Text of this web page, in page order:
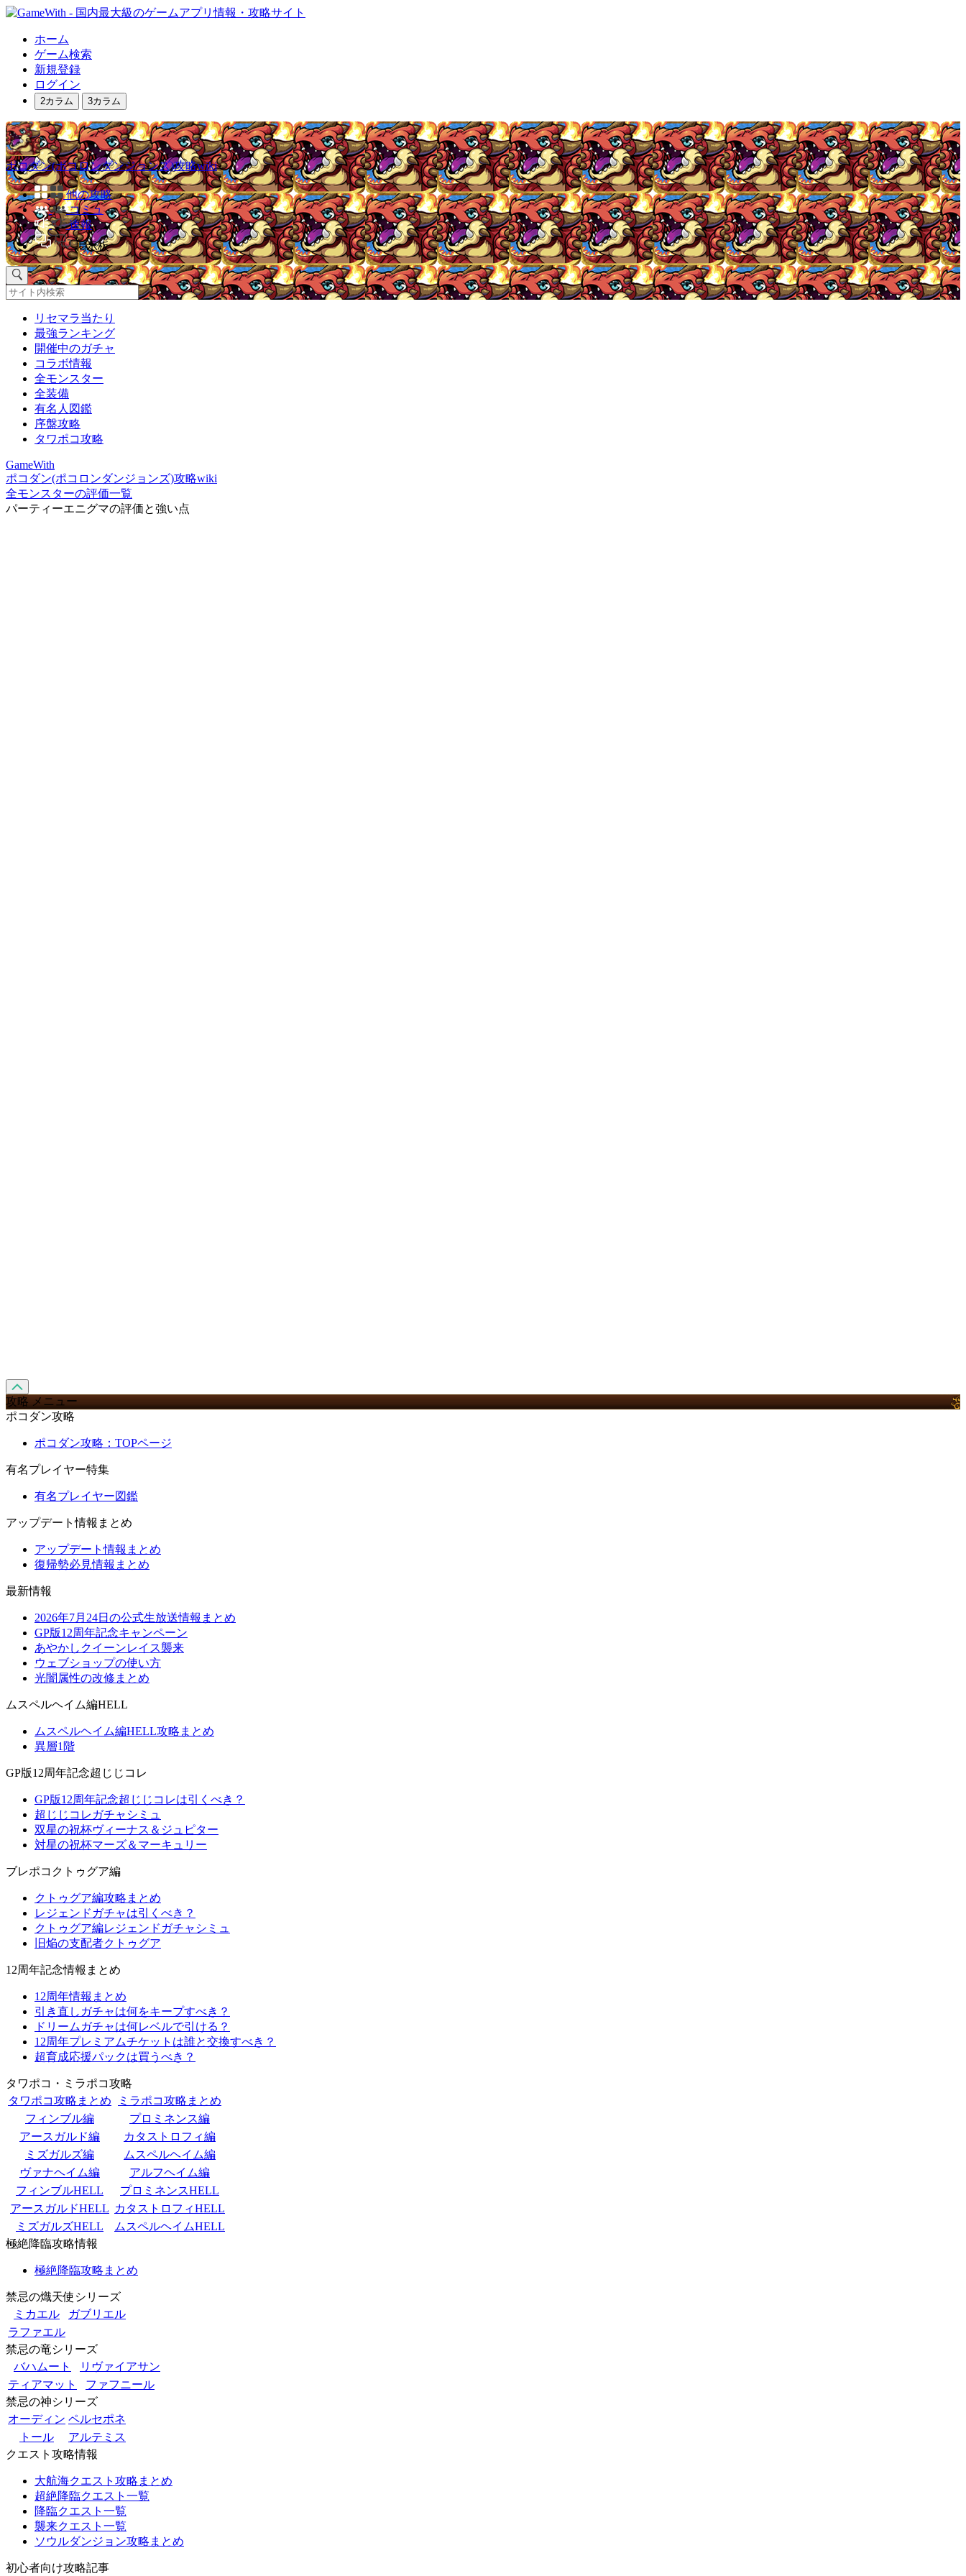
ホーム
ゲーム検索
新規登録
ログイン
2カラム 3カラム
ポコダン(ポコロンダンジョンズ)攻略wiki
他の攻略
コミュ
速報
掲示板
リセマラ当たり
最強ランキング
開催中のガチャ
コラボ情報
全モンスター
全装備
有名人図鑑
序盤攻略
タワポコ攻略
GameWith
ポコダン(ポコロンダンジョンズ)攻略wiki
全モンスターの評価一覧
パーティーエニグマの評価と強い点
攻略 メニュー
ポコダン攻略
ポコダン攻略：TOPページ
有名プレイヤー特集
有名プレイヤー図鑑
アップデート情報まとめ
アップデート情報まとめ
復帰勢必見情報まとめ
最新情報
2026年7月24日の公式生放送情報まとめ
GP版12周年記念キャンペーン
あやかしクイーンレイス襲来
ウェブショップの使い方
光闇属性の改修まとめ
ムスペルヘイム編HELL
ムスペルヘイム編HELL攻略まとめ
異層1階
GP版12周年記念超じじコレ
GP版12周年記念超じじコレは引くべき？
超じじコレガチャシミュ
双星の祝杯ヴィーナス＆ジュピター
対星の祝杯マーズ＆マーキュリー
ブレポコクトゥグア編
クトゥグア編攻略まとめ
レジェンドガチャは引くべき？
クトゥグア編レジェンドガチャシミュ
旧焔の支配者クトゥグア
12周年記念情報まとめ
12周年情報まとめ
引き直しガチャは何をキープすべき？
ドリームガチャは何レベルで引ける？
12周年プレミアムチケットは誰と交換すべき？
超育成応援パックは買うべき？
タワポコ・ミラポコ攻略
タワポコ攻略まとめ
ミラポコ攻略まとめ
フィンブル編
プロミネンス編
アースガルド編
カタストロフィ編
ミズガルズ編
ムスペルヘイム編
ヴァナヘイム編
アルフヘイム編
フィンブルHELL
プロミネンスHELL
アースガルドHELL カタストロフィHELL
ミズガルズHELL
ムスペルヘイムHELL
極絶降臨攻略情報
極絶降臨攻略まとめ
禁忌の熾天使シリーズ
ミカエル
ガブリエル
ラファエル
禁忌の竜シリーズ
バハムート
リヴァイアサン
ティアマット
ファフニール
禁忌の神シリーズ
オーディン ペルセポネ
トール
アルテミス
クエスト攻略情報
大航海クエスト攻略まとめ
超絶降臨クエスト一覧
降臨クエスト一覧
襲来クエスト一覧
ソウルダンジョン攻略まとめ
初心者向け攻略記事